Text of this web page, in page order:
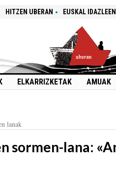
HITZEN UBERAN EUSKAL
ELKARRIZKETAK AMUAK
lanak
sormen-lana: